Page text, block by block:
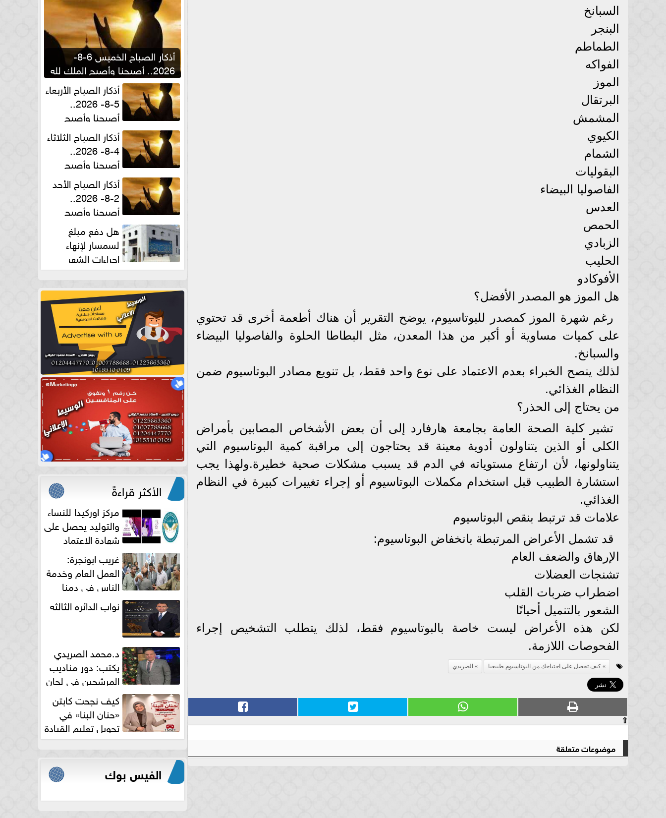
السبانخ
البنجر
الطماطم
الفواكه
الموز
البرتقال
المشمش
الكيوي
الشمام
البقوليات
الفاصوليا البيضاء
العدس
الحمص
الزبادي
الحليب
الأفوكادو
هل الموز هو المصدر الأفضل؟
رغم شهرة الموز كمصدر للبوتاسيوم، يوضح التقرير أن هناك أطعمة أخرى قد تحتوي
على كميات مساوية أو أكبر من هذا المعدن، مثل البطاطا الحلوة والفاصوليا البيضاء
والسبانخ.
لذلك ينصح الخبراء بعدم الاعتماد على نوع واحد فقط، بل تنويع مصادر البوتاسيوم ضمن
النظام الغذائي.
من يحتاج إلى الحذر؟
تشير كلية الصحة العامة بجامعة هارفارد إلى أن بعض الأشخاص المصابين بأمراض
الكلى أو الذين يتناولون أدوية معينة قد يحتاجون إلى مراقبة كمية البوتاسيوم التي
يتناولونها، لأن ارتفاع مستوياته في الدم قد يسبب مشكلات صحية خطيرة.ولهذا يجب
استشارة الطبيب قبل استخدام مكملات البوتاسيوم أو إجراء تغييرات كبيرة في النظام
الغذائي.
علامات قد ترتبط بنقص البوتاسيوم
قد تشمل الأعراض المرتبطة بانخفاض البوتاسيوم:
الإرهاق والضعف العام
تشنجات العضلات
اضطراب ضربات القلب
الشعور بالتنميل أحيانًا
لكن هذه الأعراض ليست خاصة بالبوتاسيوم فقط، لذلك يتطلب التشخيص إجراء
الفحوصات اللازمة.
كيف تحصل على احتياجك من البوتاسيوم طبيعيا الصريدي
⇧
موضوعات متعلقة
أذكار الصباح الخميس 6-8-
2026.. أصبحنا وأصبح الملك لله
والحمد لله
أذكار الصباح الأربعاء
5-8- 2026..
أصبحنا وأصبح
الملك لله والحمد للهأذكار الصباح الثلاثاء
4-8- 2026..
أصبحنا وأصبح
الملك لله والحمد للهأذكار الصباح الأحد
2-8- 2026..
أصبحنا وأصبح
الملك لله والحمد للههل دفع مبلغ
لسمسار لإنهاء
إجراءات الشهر
العقارى حلال؟.. أمين الفتوى يجيب
الأكثر قراءةً
مركز اوركيدا للنساء
والتوليد يحصل على
شهادة الاعتماد
الكامل
غريب ابونجرة:
العمل العام وخدمة
الناس فى دمنا
نواب الدائره الثالثه
د.محمد الصريدي
يكتب: دور مناديب
المرشحين في لجان
الانتخابات
كيف نجحت كابتن
«حنان البنا» في
تحويل تعليم القيادة
النسائية من خوف...
الفيس بوك